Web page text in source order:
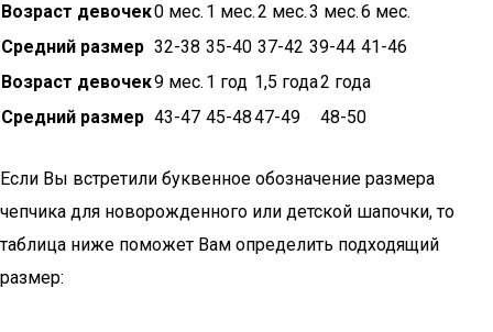
Возраст девочек0 мес. 1 мес.2 мес.3 мес.6 мес.
Средний размер 32-38 35-40 37-42 39-44 41-46
Возраст девочек9 мес. 1 год 1,5 года2 года
Средний размер 43-47 45-4847-49 48-50
Если Вы встретили буквенное обозначение размера
чепчика для новорожденного или детской шапочки, то
таблица ниже поможет Вам определить подходящий
размер: